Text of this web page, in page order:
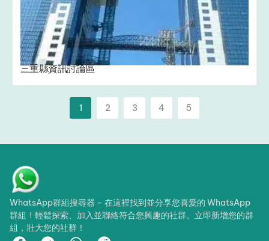
三重縣資訊討論區
1 2 3 4 5
WhatsApp群組搜尋器 – 在這裡找到並分享您喜愛的 WhatsApp
群組！輕鬆探索、加入並聯絡符合您興趣的社群。立即新增您的群
組，壯大您的社群！